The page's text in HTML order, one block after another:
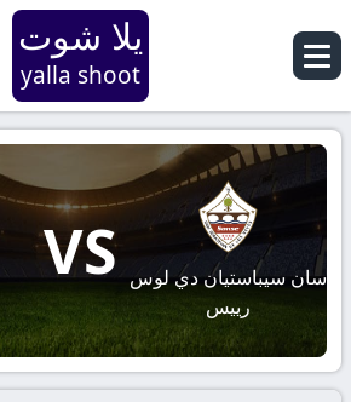
يلا شوت
yalla shoot
سان سيباستيان دي لوس
رييس
VS